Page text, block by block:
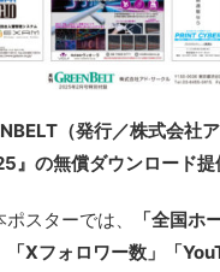
（発行／株式会
の無償ダウンロード提
スターでは、
「全国
Xフォロワー数」「